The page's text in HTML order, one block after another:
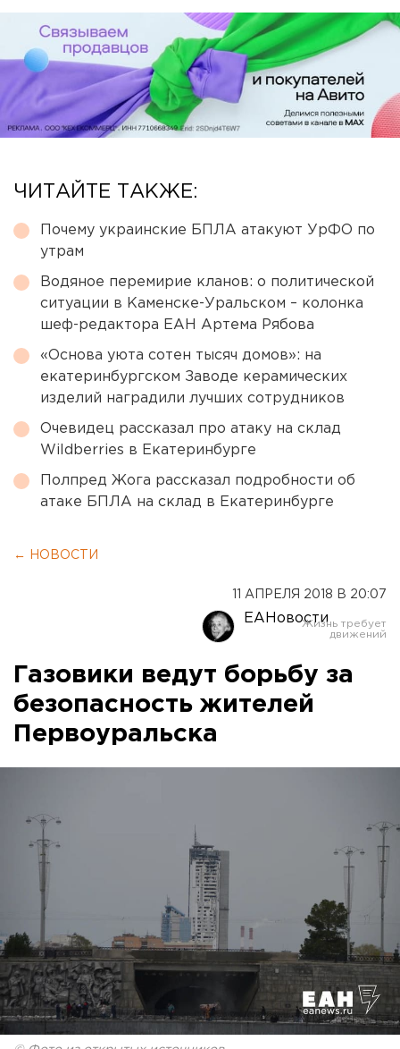
ЧИТАЙТЕ ТАКЖЕ:
Почему украинские БПЛА атакуют УрФО по
утрам
Водяное перемирие кланов: о политической
ситуации в Каменске-Уральском – колонка
шеф-редактора ЕАН Артема Рябова
«Основа уюта сотен тысяч домов»: на
екатеринбургском Заводе керамических
изделий наградили лучших сотрудников
Очевидец рассказал про атаку на склад
Wildberries в Екатеринбурге
Полпред Жога рассказал подробности об
атаке БПЛА на склад в Екатеринбурге
← НОВОСТИ
11 АПРЕЛЯ 2018 В 20:07
ЕАНовости
Газовики ведут борьбу за
безопасность жителей
Первоуральска